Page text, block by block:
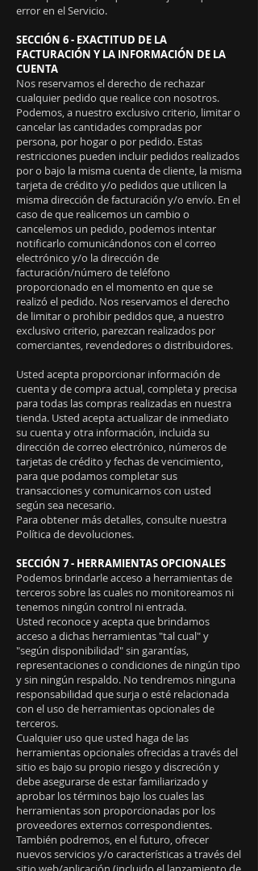
error en el Servicio.
SECCIÓN 6 - EXACTITUD DE LA
FACTURACIÓN Y LA INFORMACIÓN DE LA
CUENTA
Nos reservamos el derecho de rechazar
cualquier pedido que realice con nosotros.
Podemos, a nuestro exclusivo criterio, limitar o
cancelar las cantidades compradas por
persona, por hogar o por pedido. Estas
restricciones pueden incluir pedidos realizados
por o bajo la misma cuenta de cliente, la misma
tarjeta de crédito y/o pedidos que utilicen la
misma dirección de facturación y/o envío. En el
caso de que realicemos un cambio o
cancelemos un pedido, podemos intentar
notificarlo comunicándonos con el correo
electrónico y/o la dirección de
facturación/número de teléfono
proporcionado en el momento en que se
realizó el pedido. Nos reservamos el derecho
de limitar o prohibir pedidos que, a nuestro
exclusivo criterio, parezcan realizados por
comerciantes, revendedores o distribuidores.
Usted acepta proporcionar información de
cuenta y de compra actual, completa y precisa
para todas las compras realizadas en nuestra
tienda. Usted acepta actualizar de inmediato
su cuenta y otra información, incluida su
dirección de correo electrónico, números de
tarjetas de crédito y fechas de vencimiento,
para que podamos completar sus
transacciones y comunicarnos con usted
según sea necesario.
Para obtener más detalles, consulte nuestra
Política de devoluciones.
SECCIÓN 7 - HERRAMIENTAS OPCIONALES
Podemos brindarle acceso a herramientas de
terceros sobre las cuales no monitoreamos ni
tenemos ningún control ni entrada.
Usted reconoce y acepta que brindamos
acceso a dichas herramientas "tal cual" y
"según disponibilidad" sin garantías,
representaciones o condiciones de ningún tipo
y sin ningún respaldo. No tendremos ninguna
responsabilidad que surja o esté relacionada
con el uso de herramientas opcionales de
terceros.
Cualquier uso que usted haga de las
herramientas opcionales ofrecidas a través del
sitio es bajo su propio riesgo y discreción y
debe asegurarse de estar familiarizado y
aprobar los términos bajo los cuales las
herramientas son proporcionadas por los
proveedores externos correspondientes.
También podremos, en el futuro, ofrecer
nuevos servicios y/o características a través del